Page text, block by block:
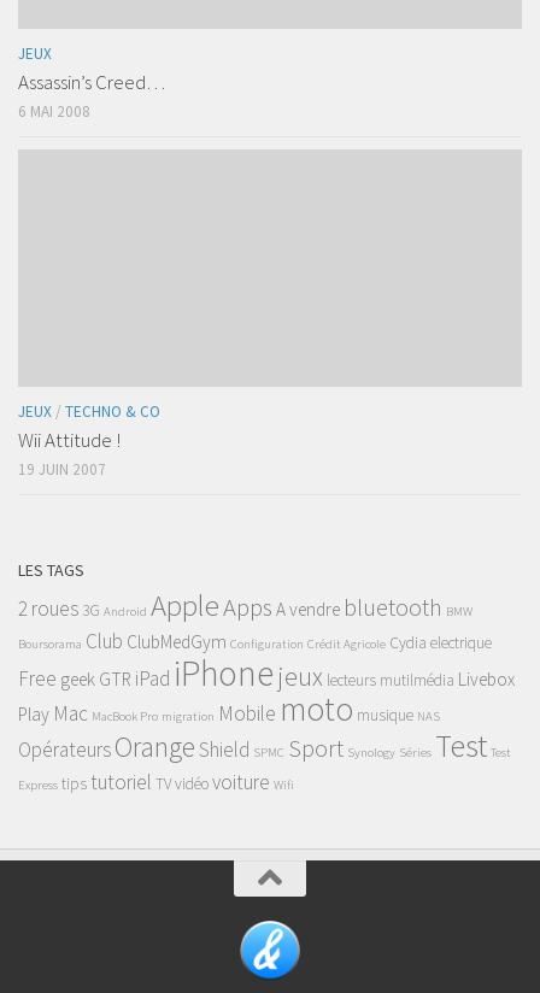
JEUX
Assassin’s Creed…
6 MAI 2008
JEUX / TECHNO & CO
Wii Attitude !
19 JUIN 2007
LES TAGS
2 roues 3G Android AppleApps A vendre bluetooth BMW
Boursorama Club ClubMedGym Configuration Crédit Agricole Cydia electrique
Free geek GTR iPad iPhone jeux lecteurs mutilmédia Livebox
Play Mac MacBook Pro migration Mobile moto musique NAS
OpérateursOrangeShield SPMC Sport Synology Séries Test Test
Express tips tutoriel TVvidéovoiture Wifi